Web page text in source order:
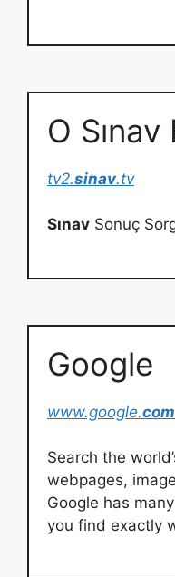
O
tv2.sinav.tv
Sınav Sonuç
Google
www.google.
Search the
webpages,
Google has
you find exactly